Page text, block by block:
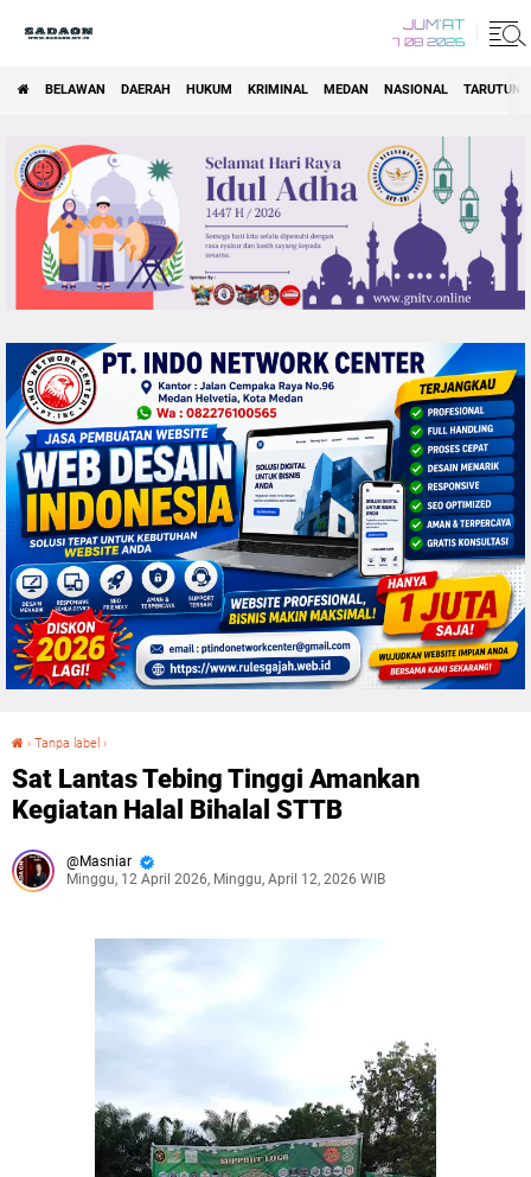
JUM'AT
7 08 2026
BELAWAN DAERAH HUKUM KRIMINAL MEDAN NASIONAL TARUTUNG
› Tanpa label ›
Sat Lantas Tebing Tinggi Amankan
Kegiatan Halal Bihalal STTB
Masniar
Minggu, 12 April 2026, Minggu, April 12, 2026 WIB